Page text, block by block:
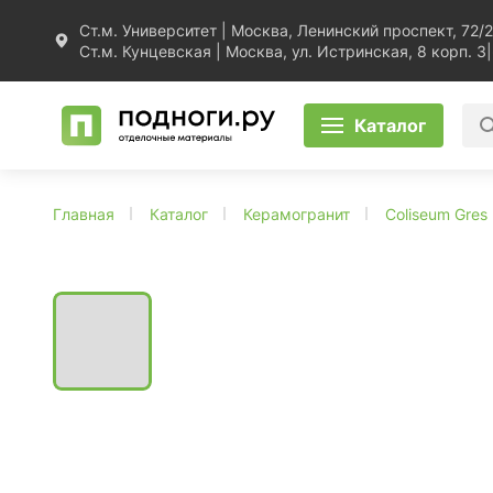
Ст.м. Университет | Москва, Ленинский проспект, 72/2
Ст.м. Кунцевская | Москва, ул. Истринская, 8 корп. 3
Каталог
Главная Каталог Керамогранит Coliseum Gres